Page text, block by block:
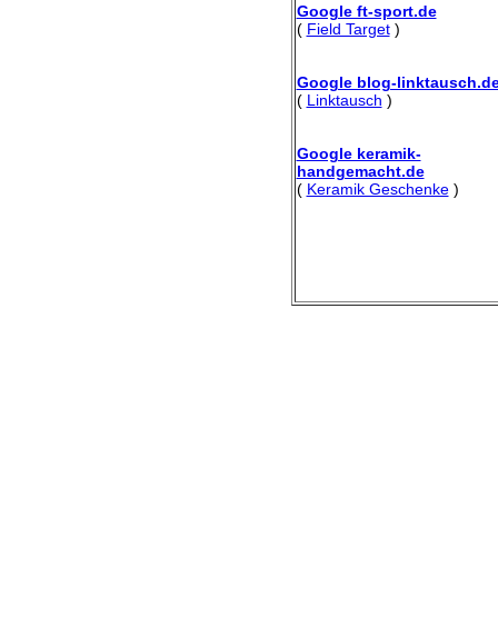
Google ft-sport.de
( Field Target)
Google blog-
( Linktausch )
Google keramik-
handgemacht.de
( Keramik Geschenke)